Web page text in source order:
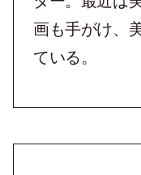
画も手がけ、
ている。